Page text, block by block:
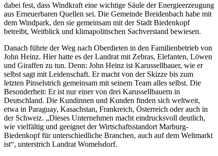
dabei fest, dass Windkraft eine wichtige Säule der Energieerzeugung
aus Erneuerbaren Quellen sei. Die Gemeinde Breidenbach habe mit
dem Windpark, den sie gemeinsam mit der Stadt Biedenkopf
betreibt, Weitblick und klimapolitischen Sachverstand bewiesen.
Danach führte der Weg nach Oberdieten in den Familienbetrieb von
John Heinz. Hier hatte es der Landrat mit Zebras, Elefanten, Löwen
und Giraffen zu tun. Denn: John Heinz ist Karussellbauer, wie er
selbst sagt mit Leidenschaft. Er macht von der Skizze bis zum
letzten Pinselstrich gemeinsam mit seinem Team alles selbst. Die
Besonderheit: Er ist nur einer von drei Karussellbauern in
Deutschland. Die Kundinnen und Kunden finden sich weltweit,
etwa in Paraguay, Kasachstan, Frankreich, Österreich oder auch in
der Schweiz. „Dieses Unternehmen macht eindrucksvoll deutlich,
wie vielfältig und geeignet der Wirtschaftsstandort Marburg-
Biedenkopf für unterschiedliche Branchen, auch auf dem Weltmarkt
ist“, unterstrich Landrat Womelsdorf.